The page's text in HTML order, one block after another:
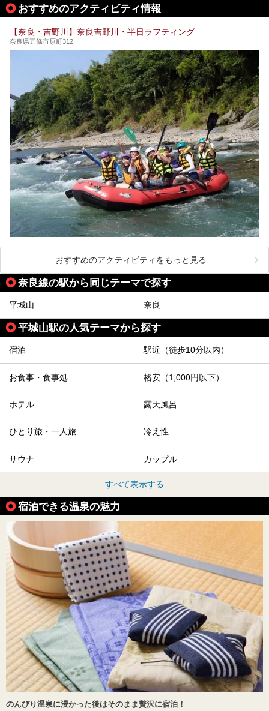
したいと思います。
す。また吉野山を含む「紀伊山地の霊場と参詣道」はユネス
コの世界遺産に登録されており、修験道の霊場として荘厳な
開湯300年と歴史のある霊験あらたかな吉野の湯で、春を感
今回は奈良県吉野のおすすめ温泉を紹介いたします！
おすすめのアクティビティ情報
【奈良・吉野川】奈良吉野川・半日ラフティング
奈良県五條市原町312
おすすめのアクティビティをもっと見る
奈良線の駅から同じテーマで探す
平城山 奈良
平城山駅の人気テーマから探す
宿泊 駅近（徒歩10分以内）
お食事・食事処 格安（1,000円以下）
ホテル 露天風呂
ひとり旅・一人旅 冷え性
サウナ カップル
すべて表示する
宿泊できる温泉の魅力
のんびり温泉に浸かった後はそのまま贅沢に宿泊！